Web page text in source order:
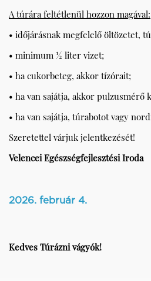
A túrára feltétlenül hozzon magával:
• időjárásnak megfelelő öltözetet,
• minimum ½ liter vizet;
• ha cukorbeteg, akkor tízórait;
• ha van sajátja, akkor pulzusmérő
• ha van sajátja, túrabotot vagy
Szeretettel várjuk jelentkezését!
Velencei Egészségfejlesztési Iroda
2026. február 4.
Kedves Túrázni vágyók!